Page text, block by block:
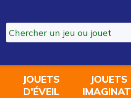
JOUETS
D'ÉVEIL